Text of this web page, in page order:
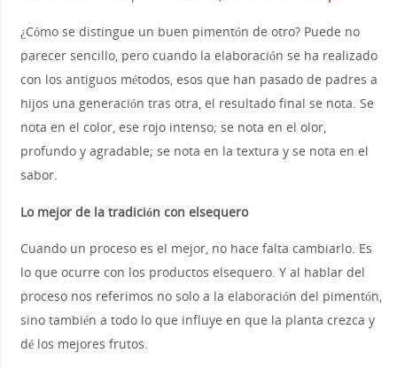
¿Cómo se distingue un buen pimentón de otro? Puede no
parecer sencillo, pero cuando la elaboración se ha realizado
con los antiguos métodos, esos que han pasado de padres a
hijos una generación tras otra, el resultado final se nota. Se
nota en el color, ese rojo intenso; se nota en el olor,
profundo y agradable; se nota en la textura y se nota en el
sabor.
Lo mejor de la tradición con elsequero
Cuando un proceso es el mejor, no hace falta cambiarlo. Es
lo que ocurre con los productos elsequero. Y al hablar del
proceso nos referimos no solo a la elaboración del pimentón,
sino también a todo lo que influye en que la planta crezca y
dé los mejores frutos.